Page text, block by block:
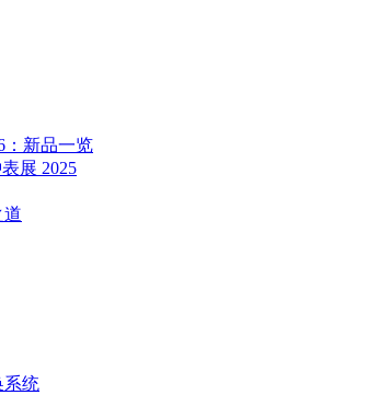
：新品一览
展 2025
道
系统